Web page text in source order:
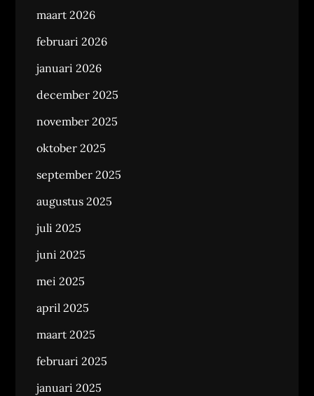
maart 2026
februari 2026
januari 2026
december 2025
november 2025
oktober 2025
september 2025
augustus 2025
juli 2025
juni 2025
mei 2025
april 2025
maart 2025
februari 2025
januari 2025